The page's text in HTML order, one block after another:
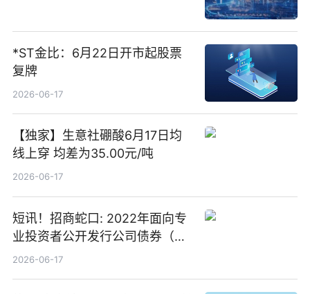
*ST金比：6月22日开市起股票
复牌
2026-06-17
【独家】生意社硼酸6月17日均
线上穿 均差为35.00元/吨
2026-06-17
短讯！招商蛇口: 2022年面向专
业投资者公开发行公司债券（第
二期）（品种二）2026年付息公
2026-06-17